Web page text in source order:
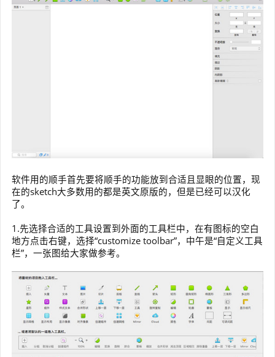
软件用的顺手首先要将顺手的功能放到合适且显眼的位置，现
在的sketch大多数用的都是英文原版的，但是已经可以汉化
了。
1.先选择合适的工具设置到外面的工具栏中，在有图标的空白
地方点击右键，选择“customize toolbar”，中午是“自定义工具
栏”，一张图给大家做参考。